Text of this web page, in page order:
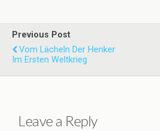
Previous Post
Vom Lächeln Der Henker
Im Ersten Weltkrieg
Leave a Reply